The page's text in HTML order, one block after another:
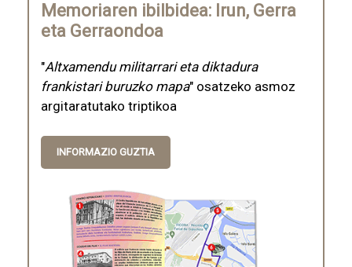
Memoriaren ibilbidea: Irun, Gerra
eta Gerraondoa
"Altxamendu militarrari eta diktadura
frankistari buruzko mapa" osatzeko asmoz
argitaratutako triptikoa
INFORMAZIO GUZTIA